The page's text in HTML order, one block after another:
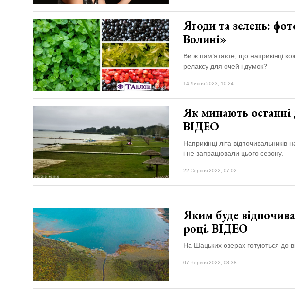
Ягоди та зелень:
Волині»
Ви ж пам’ятаєте, що наприкінці
релаксу для очей і думок?
14 Липня 2023, 10:24
Як минають останні
ВІДЕО
Наприкінці літа відпочивальників
і не запрацювали цього сезону.
22 Серпня 2022, 07:02
Яким буде
році. ВІДЕО
На Шацьких озерах готуються до
07 Червня 2022, 08:38